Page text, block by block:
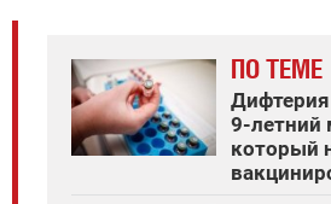
ПО ТЕМЕ
Дифтерия
9-летний
который